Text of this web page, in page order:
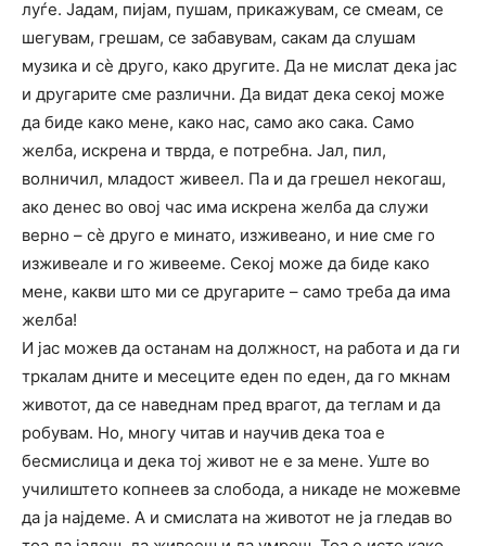
луѓе. Јадам, пијам, пушам, прикажувам, се смеам, се
шегувам, грешам, се забавувам, сакам да слушам
музика и сѐ друго, како другите. Да не мислат дека јас
и другарите сме различни. Да видат дека секој може
да биде како мене, како нас, само ако сака. Само
желба, искрена и тврда, е потребна. Јал, пил,
волничил, младост живеел. Па и да грешел некогаш,
ако денес во овој час има искрена желба да служи
верно – сѐ друго е минато, изживеано, и ние сме го
изживеале и го живееме. Секој може да биде како
мене, какви што ми се другарите – само треба да има
желба!
И јас можев да останам на должност, на работа и да ги
тркалам дните и месеците еден по еден, да го мкнам
животот, да се наведнам пред врагот, да теглам и да
робувам. Но, многу читав и научив дека тоа е
бесмислица и дека тој живот не е за мене. Уште во
училиштето копнеев за слобода, а никаде не можевме
да ја најдеме. А и смислата на животот не ја гледав во